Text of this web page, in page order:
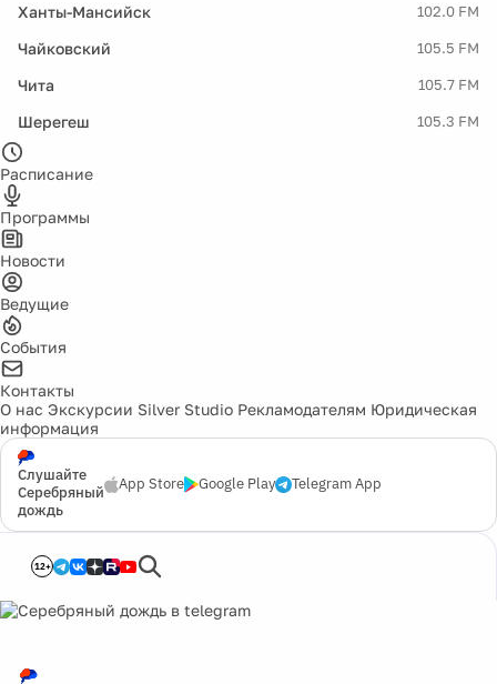
Ханты-Мансийск 102.0 FM
Чайковский 105.5 FM
Чита 105.7 FM
Шерегеш 105.3 FM
Расписание
Программы
Новости
Ведущие
События
Контакты
О нас Экскурсии Silver Studio Рекламодателям Юридическая
информация
Слушайте
Серебряный
дождь
App Store Google Play Telegram App
12+